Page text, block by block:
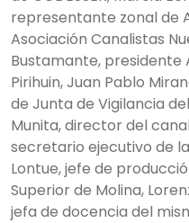
representante zonal de
Asociación Canalistas
Bustamante, presidente
Pirihuin, Juan Pablo
de Junta de Vigilancia
Munita, director del
secretario ejecutivo de
Lontue, jefe de
Superior de Molina,
jefa de docencia del